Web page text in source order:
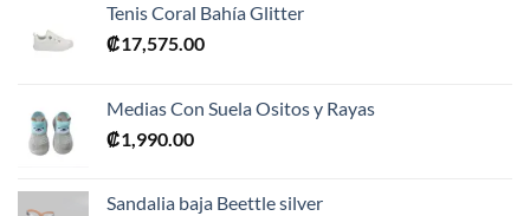
Tenis Coral Bahía Glitter
₡17,575.00
Medias Con Suela Ositos y Rayas
₡1,990.00
Sandalia baja Beettle silver